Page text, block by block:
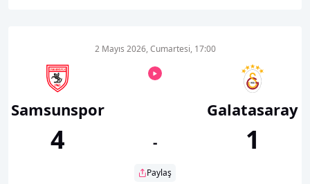
Samsunspor
4
2 Mayıs 2026, Cumartesi, 17:00
-
Paylaş
Galatasaray
1